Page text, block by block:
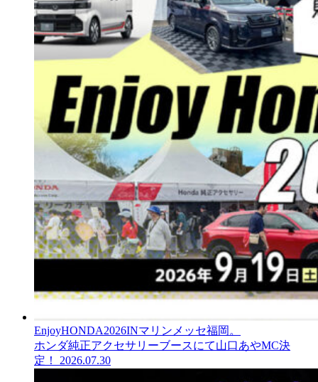
EnjoyHONDA2026INマリンメッセ福岡。
ホンダ純正アクセサリーブースにて山口あやMC決
定！
2026.07.30